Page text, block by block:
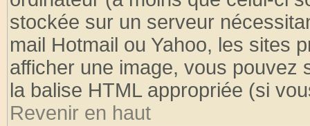
stockée sur un serveur
mail Hotmail ou Yahoo, les sites
afficher une image, vous pouvez
la balise HTML appropriée (si
Revenir en haut